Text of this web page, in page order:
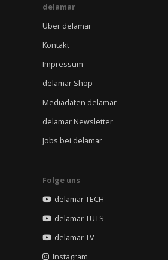
delamar
Über delamar
Kontakt
Impressum
delamar Shop
Mediadaten delamar
delamar Newsletter
Jobs bei delamar
Folge uns
delamar TECH
delamar TUTS
delamar TV
Instagram